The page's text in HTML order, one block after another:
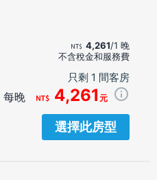
4,261/1 晚
不含稅金和服務費
只剩 1 間客房
每晚 4,261 元
選擇此房型